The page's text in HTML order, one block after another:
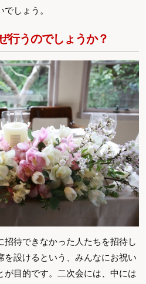
しょう。
行うのでしょうか？
待できなかった人たちを招待し
を設けるという、みんなにお祝い
が目的です。二次会には、中には